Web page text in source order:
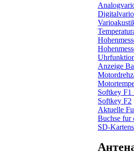
Anzeige
Softkey
Softkey F2
Aktuelle
Buchse fur
SD-